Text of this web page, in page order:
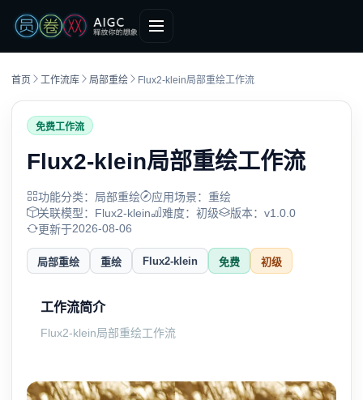
首页 工作流库 局部重绘 Flux2-klein局部重绘工作流
免费工作流
Flux2-klein局部重绘工作流
功能分类：局部重绘
应用场景：重绘
关联模型：Flux2-klein
难度：初级
版本：v1.0.0
更新于2026-08-06
局部重绘 重绘 Flux2-klein 免费 初级
工作流简介
Flux2-klein局部重绘工作流